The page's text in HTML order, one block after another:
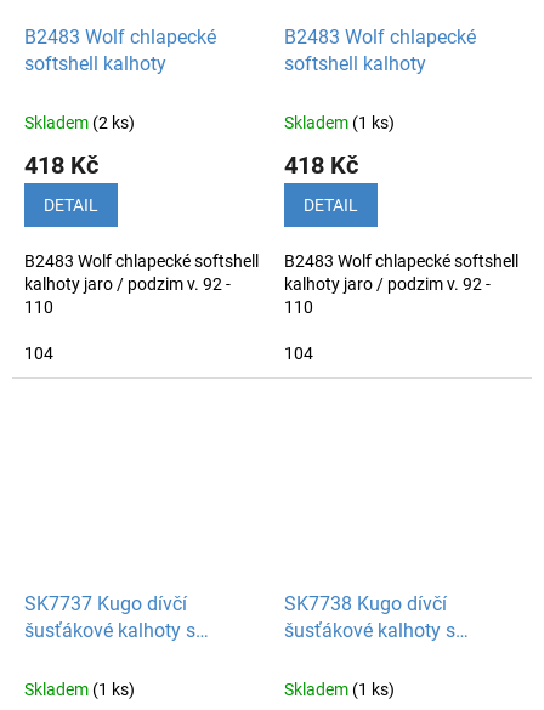
B2483 Wolf chlapecké
softshell kalhoty
Skladem (2 ks)
418 Kč
DETAIL
B2483 Wolf chlapecké softshell
kalhoty jaro / podzim v. 92 -
110
104
B2483 Wolf chlapecké
softshell kalhoty
Skladem (1 ks)
418 Kč
DETAIL
B2483 Wolf chlapecké softshell
kalhoty jaro / podzim v. 92 -
110
104
SK7737 Kugo dívčí
šusťákové kalhoty s
Skladem (1 ks)
SK7738 Kugo dívčí
šusťákové kalhoty s
Skladem (1 ks)